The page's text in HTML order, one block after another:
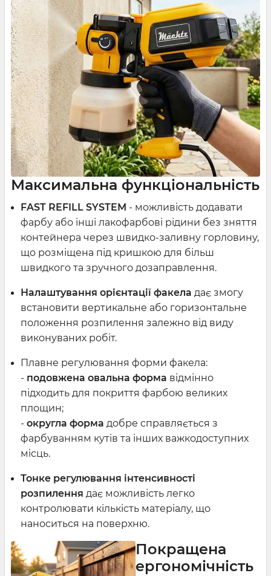
Максимальна функціональність
FAST REFILL SYSTEM - можливість додавати
фарбу або інші лакофарбові рідини без зняття
контейнера через швидко-заливну горловину,
що розміщена під кришкою для більш
швидкого та зручного дозаправлення.
Налаштування орієнтації факела дає змогу
встановити вертикальне або горизонтальне
положення розпилення залежно від виду
виконуваних робіт.
Плавне регулювання форми факела:
- подовжена овальна форма відмінно
підходить для покриття фарбою великих
площин;
- округла форма добре справляється з
фарбуванням кутів та інших важкодоступних
місць.
Тонке регулювання інтенсивності
розпилення дає можливість легко
контролювати кількість матеріалу, що
наноситься на поверхню.
Покращена
ергономічність